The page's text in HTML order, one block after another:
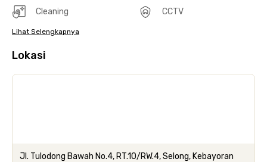
Cleaning CCTV
Lihat Selengkapnya
Lokasi
Jl. Tulodong Bawah No.4, RT.10/RW.4, Selong, Kebayoran